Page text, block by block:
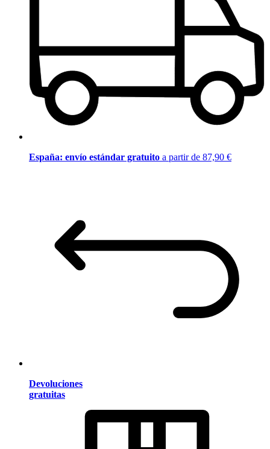
España: envío estándar gratuito a partir de 87,90 €
Devoluciones
gratuitas